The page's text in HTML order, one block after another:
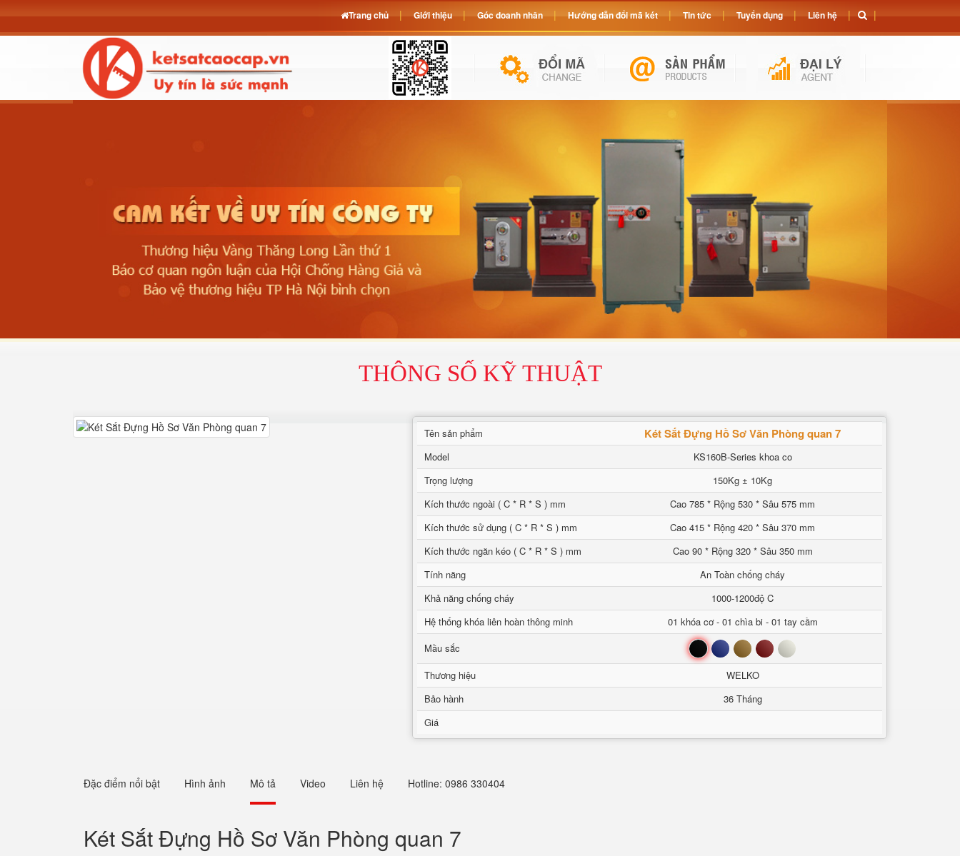
THÔNG SỐ KỸ THUẬT
Tên sản phẩm Két Sắt Đựng Hồ Sơ Văn Phòng quan 7
Model
KS160B-Series khoa co
Trọng lượng
150Kg ± 10Kg
Kích thước ngoài ( C * R * S ) mm
Cao 785 * Rộng 530 * Sâu 575 mm
Kích thước sử dụng ( C * R * S ) mm
Cao 415 * Rộng 420 * Sâu 370 mm
Kích thước ngăn kéo ( C * R * S ) mm
Cao 90 * Rộng 320 * Sâu 350 mm
Tính năng
An Toàn chống cháy
Khả năng chống cháy
1000-1200độ C
Hệ thống khóa liên hoàn thông minh
01 khóa cơ - 01 chìa bi - 01 tay cầm
Mầu sắc
Đen Xanh Nâu Đỏ Trắng
Thương hiệu
WELKO
Bảo hành
36 Tháng
Giá
Đặc điểm nổi bật Hình ảnh Mô tả Video Liên hệ Hotline: 0986 330404
Két Sắt Đựng Hồ Sơ Văn Phòng quan 7
Trang chủ Giới thiệu Góc doanh nhân Hướng dẫn đổi mã két Tin tức Tuyển dụng Liên hệ